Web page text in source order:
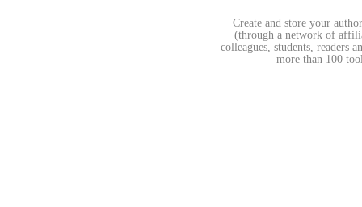
Create and store your
(through a network of
colleagues, students, readers
more than 100